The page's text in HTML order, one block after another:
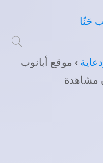
حَنّا
› موقع أبانوب
مشاهدة